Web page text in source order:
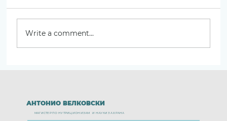
Write a comment...
АНТОНИО ВЕЛКОВСКИ
МАГИСТЕР ПО НУТРИЦИОНИЗАМ И НАУКИ ЗА ХРАНА